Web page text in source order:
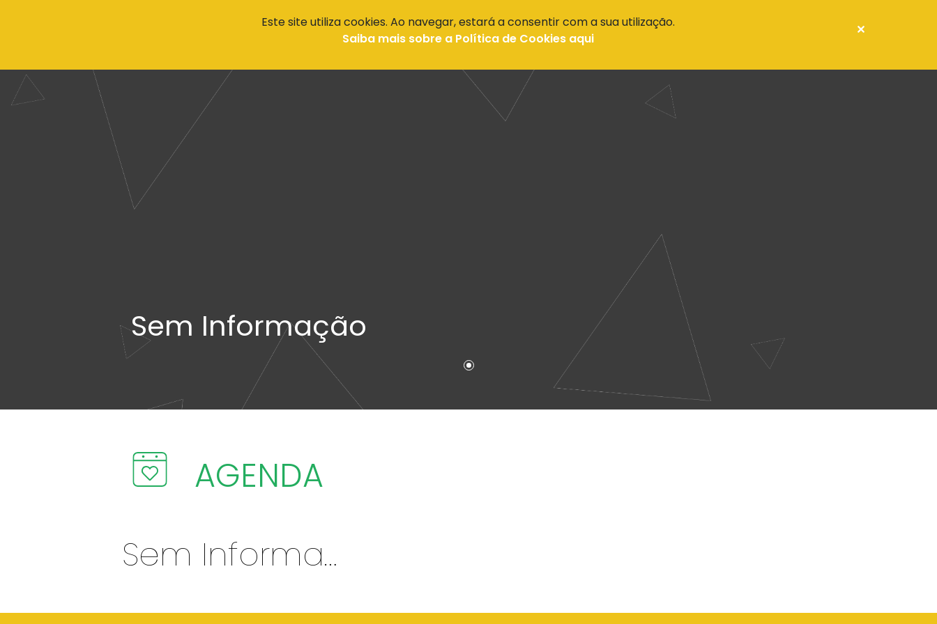
Este site utiliza cookies. Ao navegar, estará a consentir com a sua utilização.
Saiba mais sobre a Política de Cookies aqui
AGENDA O QUE FAZER ONDE COMER ONDE DORMIR ONDE COMPRAR ESSENCIAL ROTEIROS
Sem Informação
AGENDA
Sem Informação